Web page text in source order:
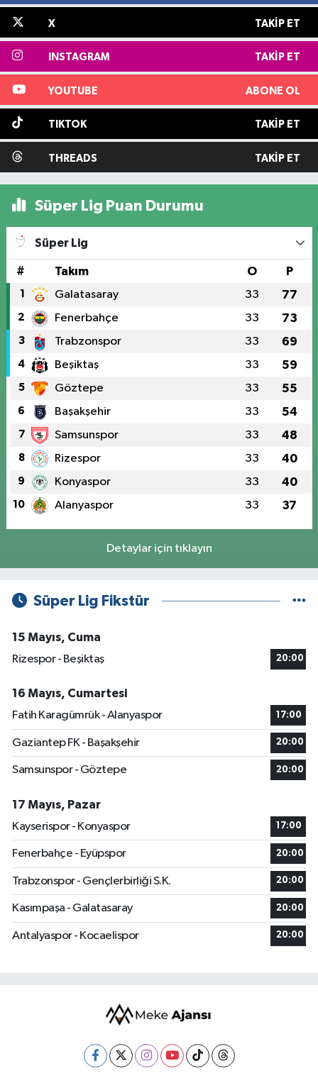
X TAKIP ET
INSTAGRAM TAKIP ET
YOUTUBE ABONE OL
TIKTOK TAKIP ET
THREADS TAKIP ET
Süper Lig Puan Durumu
Süper Lig
# Takım O P
1 Galatasaray 33 77
2 Fenerbahçe 33 73
3 Trabzonspor 33 69
4 Beşiktaş 33 59
5 Göztepe 33 55
6 Başakşehir 33 54
7 Samsunspor 33 48
8 Rizespor 33 40
9 Konyaspor 33 40
10 Alanyaspor 33 37
Detaylar için tıklayın
Süper Lig Fikstür
15 Mayıs, Cuma
Rizespor - Beşiktaş
20:00
16 Mayıs, Cumartesi
Fatih Karagümrük - Alanyaspor
17:00
Gaziantep FK - Başakşehir 20:00
Samsunspor - Göztepe 20:00
17 Mayıs, Pazar
Kayserispor - Konyaspor
17:00
Fenerbahçe - Eyüpspor 20:00
Trabzonspor - Gençlerbirliği S.K. 20:00
Kasımpaşa - Galatasaray 20:00
Antalyaspor - Kocaelispor 20:00